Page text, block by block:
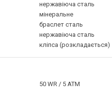
нержавіюча сталь
мінеральне
браслет сталь
нержавіюча сталь
кліпса (розкладається)
50 WR / 5 ATM